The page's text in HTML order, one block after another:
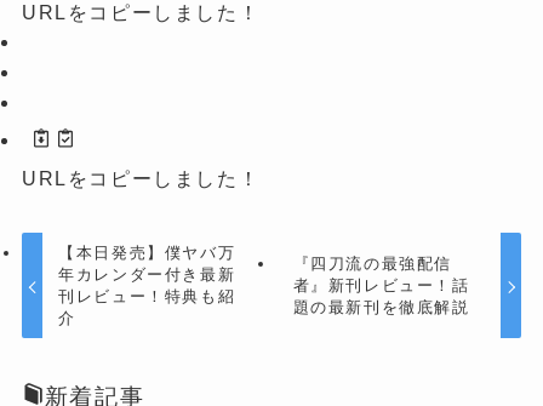
URLをコピーしました！
URLをコピーしました！
【本日発売】僕ヤバ万
年カレンダー付き最新
刊レビュー！特典も紹
介
『四刀流の最強配信
者』新刊レビュー！話
題の最新刊を徹底解説
新着記事